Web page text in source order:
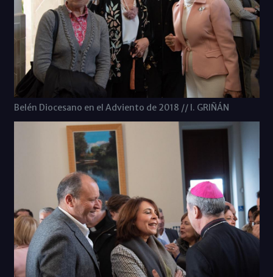
Belén Diocesano en el Adviento de 2018 // I. GRIÑÁN